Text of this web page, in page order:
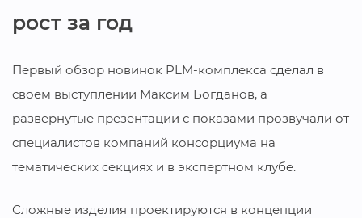
рост за год
Первый обзор новинок PLM-комплекса сделал в
своем выступлении Максим Богданов, а
развернутые презентации с показами прозвучали от
специалистов компаний консорциума на
тематических секциях и в экспертном клубе.
Сложные изделия проектируются в концепции